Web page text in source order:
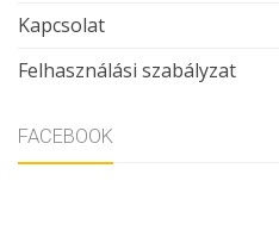
Kapcsolat
Felhasználási szabályzat
FACEBOOK